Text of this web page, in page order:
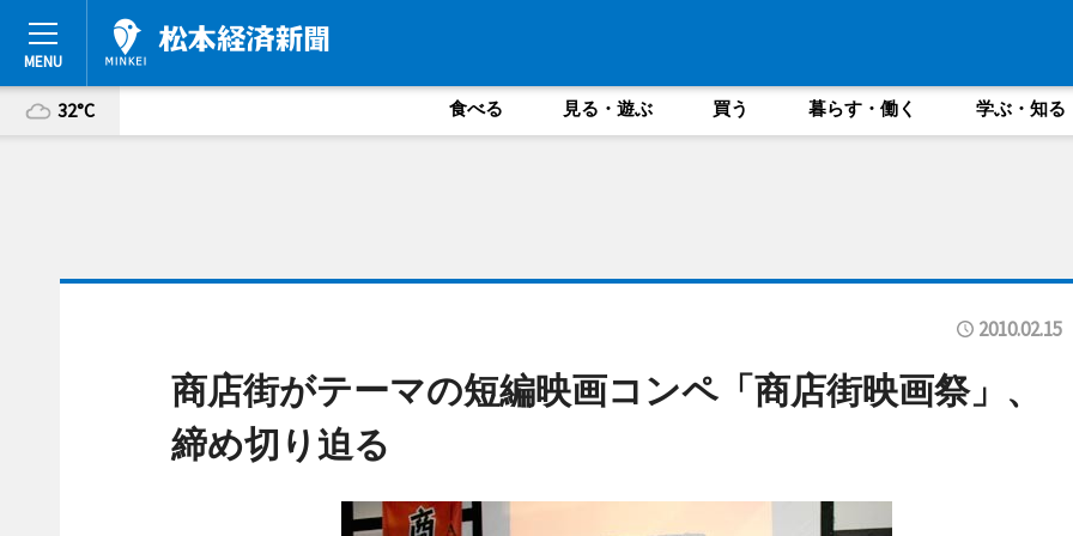
32°C 食べる 見る・遊ぶ 買う 暮らす・働く 学ぶ・知る
2010.02.15
商店街がテーマの短編映画コンペ「商店街映画祭」、
締め切り迫る